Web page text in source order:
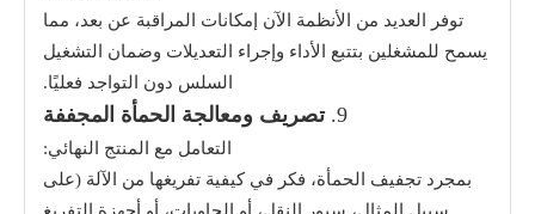
توفر العديد من الأنظمة الآن إمكانات المراقبة عن بعد، مما
يسمح للمشغلين بتتبع الأداء وإجراء التعديلات وضمان التشغيل
السلس دون التواجد فعليًا.
9. تصريف ومعالجة الحمأة المجففة
التعامل مع المنتج النهائي:
بمجرد تجفيف الحمأة، فكر في كيفية تفريغها من الآلة (على